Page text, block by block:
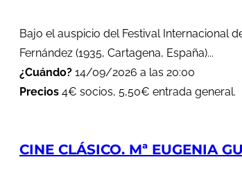
Bajo el auspicio del Festival Internacional
Fernández (1935, Cartagena, España)...
¿Cuándo? 14/09/2026 a las 20:00
Precios 4€ socios, 5,50€ entrada general.
CINE CLÁSICO. Mª EUGENIA